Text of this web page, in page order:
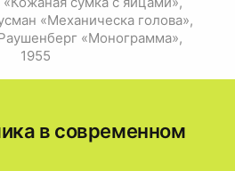
«Механическа голова»,
«Монограмма»,
1955
в современном